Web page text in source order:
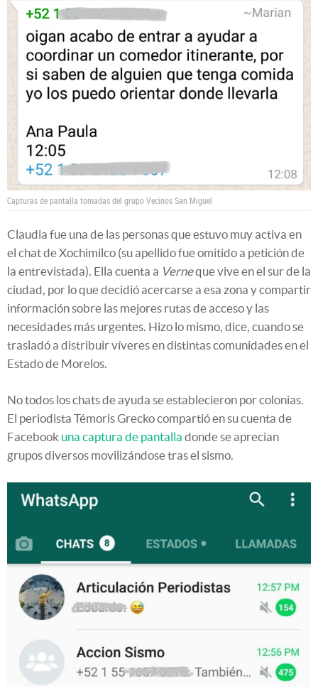
Capturas de pantalla tomadas del grupo Vecinos San Miguel
Claudia fue una de las personas que estuvo muy activa en
el chat de Xochimilco (su apellido fue omitido a petición de
la entrevistada). Ella cuenta a Verneque vive en el sur de la
ciudad, por lo que decidió acercarse a esa zona y compartir
información sobre las mejores rutas de acceso y las
necesidades más urgentes. Hizo lo mismo, dice, cuando se
trasladó a distribuir víveres en distintas comunidades en el
Estado de Morelos.
No todos los chats de ayuda se establecieron por colonias.
El periodista Témoris Grecko compartió en su cuenta de
Facebook una captura de pantalla donde se aprecian
grupos diversos movilizándose tras el sismo.